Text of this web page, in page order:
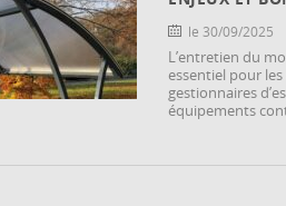
Acropose mobilier
Kiosque
Stationnement
le 30/09/2025
L’entretien du
essentiel pour
gestionnaires
équipements